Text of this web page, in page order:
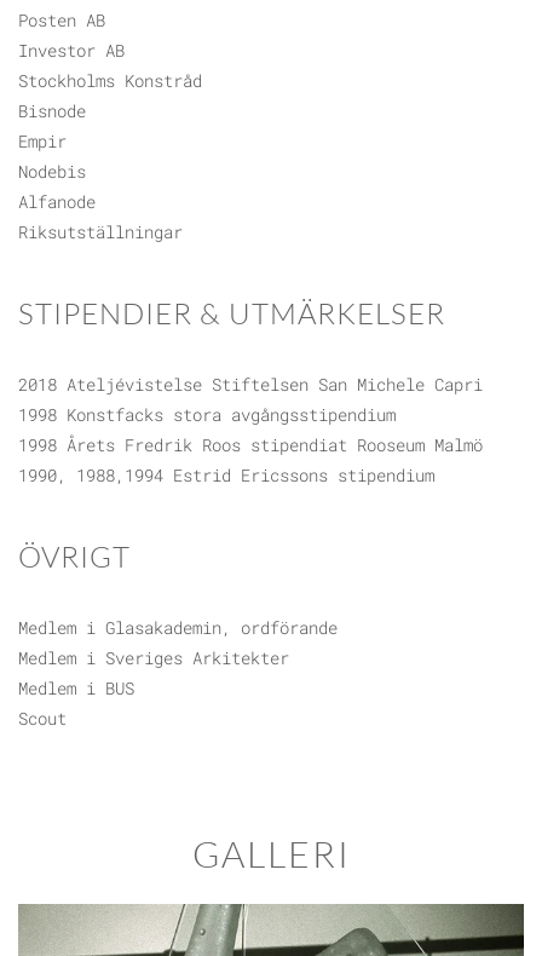
Posten AB
Investor AB
Stockholms Konstråd
Bisnode
Empir
Nodebis
Alfanode
Riksutställningar
STIPENDIER & UTMÄRKELSER
2018 Ateljévistelse Stiftelsen San Michele Capri
1998 Konstfacks stora avgångsstipendium
1998 Årets Fredrik Roos stipendiat Rooseum Malmö
1990, 1988,1994 Estrid Ericssons stipendium
ÖVRIGT
Medlem i Glasakademin, ordförande
Medlem i Sveriges Arkitekter
Medlem i BUS
Scout
GALLERI